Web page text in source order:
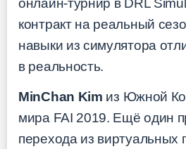
онлайн-турнир в DRL
контракт на реальный
навыки из симулятора
в реальность.
MinChan Kim из Южной
мира FAI 2019. Ещё один
перехода из виртуальных